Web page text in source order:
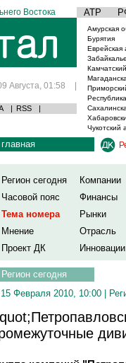
Востока АТР
Августа, 01:58 |
| RSS |
Амурская
Бурятия
Еврейская
Чукотский
главная
Регион сегодня
Компании
Часовой пояс
Финансы
Тема номера
Рынки
Мнение
Отрасль
Проект ДК
Инновации
Регион сегодня
15 Февраля 2010, 10:00 |